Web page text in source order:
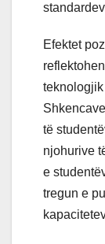
Efektet
të
njohurive
e
tregun e